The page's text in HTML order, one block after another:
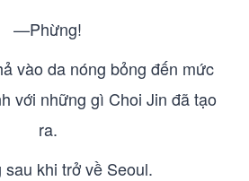
—Phừng!
vào da nóng bỏng đến mức
với những gì Choi Jin đã tạo
ra.
sau khi trở về Seoul.